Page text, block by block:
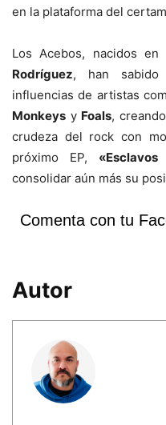
en la plataforma del
Los Acebos, nacidos
Rodríguez, han sabido
influencias de artistas
Monkeys y Foals,
crudeza del rock con
próximo EP,
consolidar aún más su
Comenta con tu
Autor